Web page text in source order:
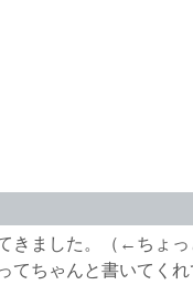
きました。（←ちょ
てちゃんと書いてく